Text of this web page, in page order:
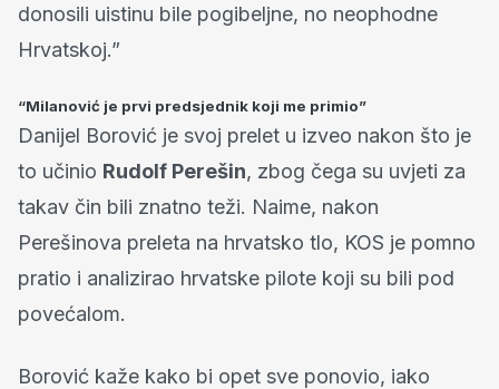
donosili uistinu bile pogibeljne, no neophodne
Hrvatskoj.”
“Milanović je prvi predsjednik koji me primio”
Danijel Borović je svoj prelet u izveo nakon što je
to učinio Rudolf Perešin, zbog čega su uvjeti za
takav čin bili znatno teži. Naime, nakon
Perešinova preleta na hrvatsko tlo, KOS je pomno
pratio i analizirao hrvatske pilote koji su bili pod
povećalom.
Borović kaže kako bi opet sve ponovio, iako